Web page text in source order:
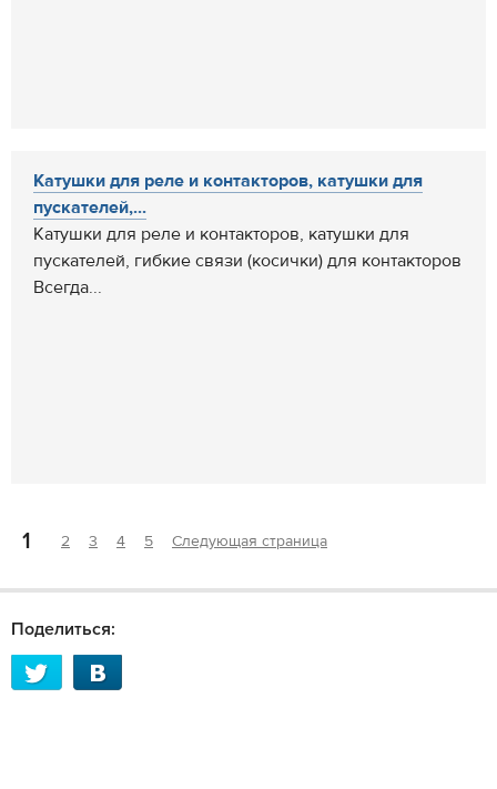
Катушки для реле и контакторов, катушки для
пускателей,...
Катушки для реле и контакторов, катушки для
пускателей, гибкие связи (косички) для контакторов
Всегда...
1 2 3 4 5 Следующая страница
Поделиться: